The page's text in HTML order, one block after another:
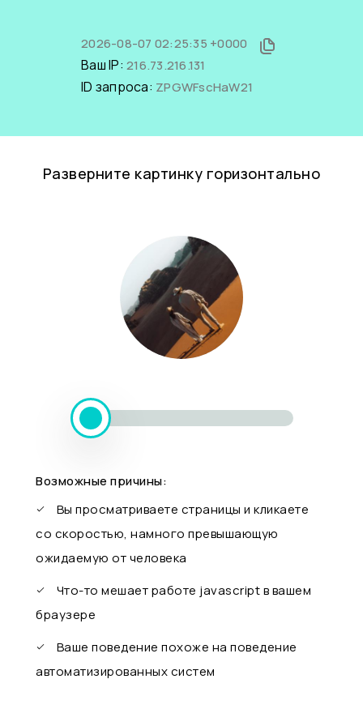
2026-08-07 02:25:35 +0000
Ваш IP: 216.73.216.131
ID запроса: ZPGWFscHaW21
Разверните картинку горизонтально
Возможные причины:
Вы просматриваете страницы и кликаете
со скоростью, намного превышающую
ожидаемую от человека
Что-то мешает работе javascript в вашем
браузере
Ваше поведение похоже на поведение
автоматизированных систем